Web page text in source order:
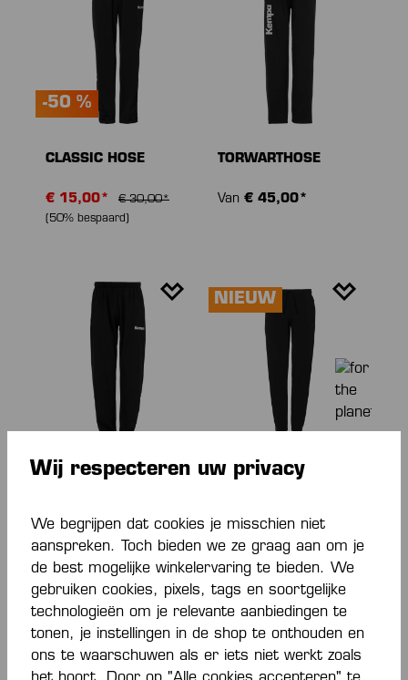
-50 %
CLASSIC HOSE
€ 15,00*
€ 30,00*
(50% bespaard)
TORWARTHOSE
Van € 45,00*
CAPTURE HOSE
€ 50,00*
NIEUW
STMNT HOSE
Van € 50,00*
NIEUW NIEUW
Wij respecteren uw privacy
We begrijpen dat cookies je misschien niet
aanspreken. Toch bieden we ze graag aan om je
de best mogelijke winkelervaring te bieden. We
gebruiken cookies, pixels, tags en soortgelijke
technologieën om je relevante aanbiedingen te
tonen, je instellingen in de shop te onthouden en
ons te waarschuwen als er iets niet werkt zoals